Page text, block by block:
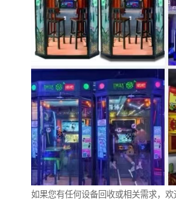
如果您有任何设备回收或相关需求，